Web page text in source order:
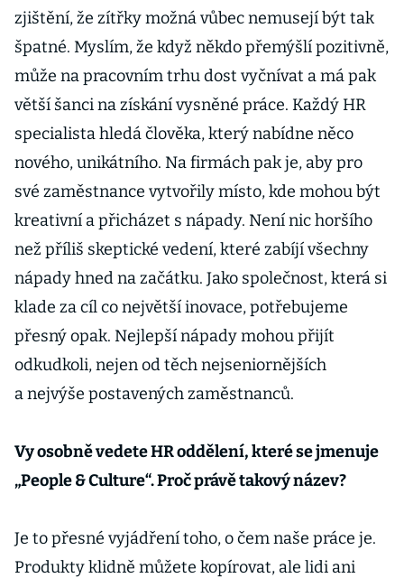
zjištění, že zítřky možná vůbec nemusejí být tak
špatné. Myslím, že když někdo přemýšlí pozitivně,
může na pracovním trhu dost vyčnívat a má pak
větší šanci na získání vysněné práce. Každý HR
specialista hledá člověka, který nabídne něco
nového, unikátního. Na firmách pak je, aby pro
své zaměstnance vytvořily místo, kde mohou být
kreativní a přicházet s nápady. Není nic horšího
než příliš skeptické vedení, které zabíjí všechny
nápady hned na začátku. Jako společnost, která si
klade za cíl co největší inovace, potřebujeme
přesný opak. Nejlepší nápady mohou přijít
odkudkoli, nejen od těch nejseniornějších
a nejvýše postavených zaměstnanců.
Vy osobně vedete HR oddělení, které se jmenuje
„People & Culture“. Proč právě takový název?
Je to přesné vyjádření toho, o čem naše práce je.
Produkty klidně můžete kopírovat, ale lidi ani